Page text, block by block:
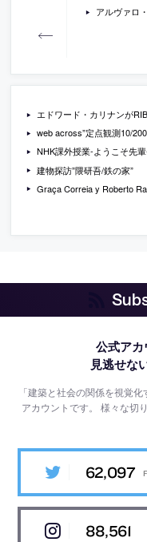
アルヴァロ
エドワード・カリナンが
web across”定点観測10/
NHK課外授業-ようこそ先
建物探訪”隈研吾/鉄の家”
Graça Correia y Roberto
公式アカ
見逃せな
「建築と社会の関係を視覚
アカウントです。様々な切
62,097
88,561